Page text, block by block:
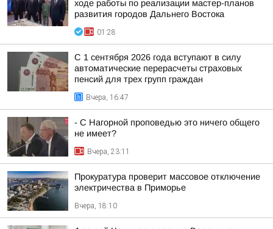
ходе работы по реализации мастер-планов
развития городов Дальнего Востока
01:28
С 1 сентября 2026 года вступают в силу
автоматические перерасчеты страховых
пенсий для трех групп граждан
Вчера, 16:47
- С Нагорной проповедью это ничего общего
не имеет?
Вчера, 23:11
Прокуратура проверит массовое отключение
электричества в Приморье
Вчера, 18:10